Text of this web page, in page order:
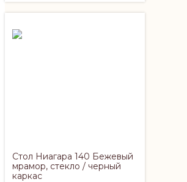
Стол Ниагара 140 Бежевый
мрамор, стекло / черный
каркас